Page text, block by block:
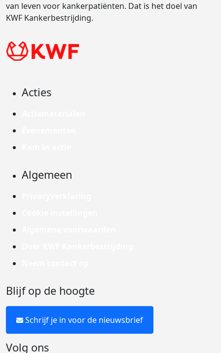
van leven voor kankerpatiënten. Dat is het doel van
KWF Kankerbestrijding.
Acties
Algemeen
Blijf op de hoogte
Schrijf je in voor de nieuwsbrief
Volg ons